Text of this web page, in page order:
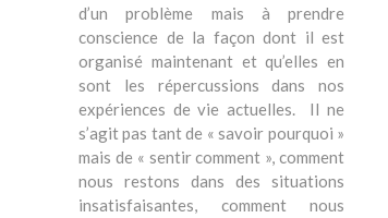
d’un problème mais à prendre
conscience de la façon dont il est
organisé maintenant et qu’elles en
sont les répercussions dans nos
expériences de vie actuelles. Il ne
s’agit pas tant de « savoir pourquoi »
mais de « sentir comment », comment
nous restons dans des situations
insatisfaisantes, comment nous